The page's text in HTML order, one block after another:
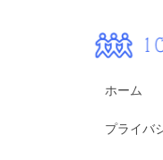
ホーム
プライバ